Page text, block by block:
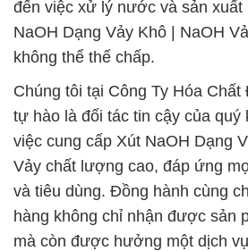
đến việc xử lý nước và sản xuất
NaOH Dạng Vảy Khô | NaOH
không thể thế chấp.
Chúng tôi tại Công Ty Hóa
tự hào là đối tác tin cậy của quý
việc cung cấp Xút NaOH Dạng
Vảy chất lượng cao, đáp ứng
và tiêu dùng. Đồng hành cùng
hàng không chỉ nhận được sản
mà còn được hưởng một dịch